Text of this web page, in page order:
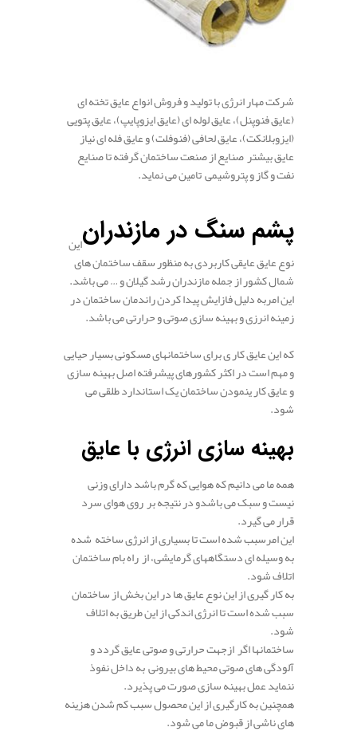
شرکت مهار انرژی با تولید و فروش انواع عایق تخته ای
(عایق فنوپنل)، عایق لوله ای (عایق ایزوپایپ)، عایق پتویی
(ایزوبلانکت)، عایق لحافی (فنوفلت) و عایق فله ای نیاز
عایق بیشتر صنایع از صنعت ساختمان گرفته تا صنایع
نفت و گاز و پتروشیمی تامین می نماید.
پشم سنگ در مازندراناین
نوع عایق عایقی کاربردی به منظور سقف ساختمان های
شمال کشور از جمله مازندران رشد گیلان و … می باشد.
این امربه دلیل فازایش پیدا کردن راندمان ساختمان در
زمینه انرزی و بهینه سازی صوتی و حرارتی می باشد.
که این عایق کار ی برای ساختمانهای مسکونی بسیار حیایی
و مهم است در اکثر کشورهای پیشرفته اصل بهینه سازی
و عایق کار ینمودن ساختمان یک استاندارد طلقی می
شود.
بهینه سازی انرژی با عایق
همه ما می دانیم که هوایی که گرم باشد دارای وزنی
نیست و سبک می باشدو در نتیجه بر روی هوای سرد
قرار می گیرد.
این امرسبب شده است تا بسیاری از انرژی ساخته شده
به وسیله ای دستگاههای گرمایشی، از راه بام ساختمان
اتلاف شود.
به کار گیری از این نوع عایق ها در این بخش از ساختمان
سبب شده است تا انرژی اندکی از این طریق به اتلاف
شود.
ساختمانها اگر ازجهت حرارتی و صوتی عایق گردد و
آلودگی های صوتی محیط های بیرونی به داخل نفوذ
ننماید عمل بهینه سازی صورت می پذیرد.
همچنین به کارگیری از این محصول سبب کم شدن هزینه
های ناشی از قبوض ما می شود.